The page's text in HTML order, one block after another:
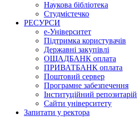
Наукова бібліотека
Студмістечко
РЕСУРСИ
е-Університет
Підтримка користувачів
Державні закупівлі
ОЩАДБАНК оплата
ПРИВАТБАНК оплата
Поштовий сервер
Програмне забезпечення
Інституційний репозитарій
Сайти університету
Запитати у ректора